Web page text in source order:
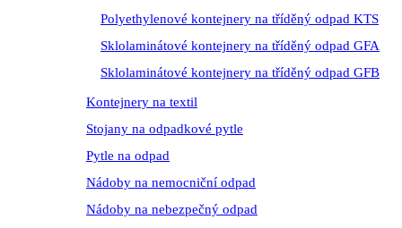
Polyethylenové kontejnery na tříděný odpad KTS
Sklolaminátové kontejnery na tříděný odpad GFA
Sklolaminátové kontejnery na tříděný odpad GFB
Kontejnery na textil
Stojany na odpadkové pytle
Pytle na odpad
Nádoby na nemocniční odpad
Nádoby na nebezpečný odpad